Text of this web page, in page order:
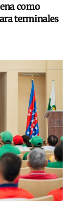
como
terminales